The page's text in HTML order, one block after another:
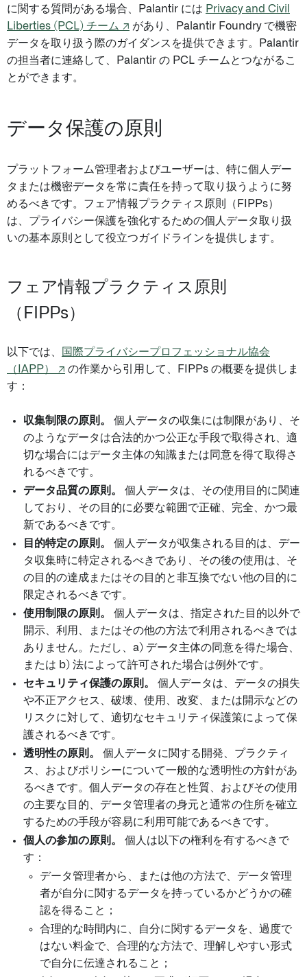
に関する質問がある場合、Palantir には Privacy and Civil
Liberties (PCL) チーム ↗ があり、Palantir Foundry で機密
データを取り扱う際のガイダンスを提供できます。Palantir
の担当者に連絡して、Palantir の PCL チームとつながるこ
とができます。
データ保護の原則
プラットフォーム管理者およびユーザーは、特に個人デー
タまたは機密データを常に責任を持って取り扱うように努
めるべきです。フェア情報プラクティス原則（FIPPs）
は、プライバシー保護を強化するための個人データ取り扱
いの基本原則として役立つガイドラインを提供します。
フェア情報プラクティス原則
（FIPPs）
以下では、
国際プライバシープロフェッショナル協会
（IAPP） ↗ の作業から引用して、FIPPs の概要を提供しま
す：
収集制限の原則。
個人データの収集には制限があり、そ
のようなデータは合法的かつ公正な手段で取得され、適
切な場合にはデータ主体の知識または同意を得て取得さ
れるべきです。
データ品質の原則。
個人データは、その使用目的に関連
しており、その目的に必要な範囲で正確、完全、かつ最
新であるべきです。
目的特定の原則。
個人データが収集される目的は、デー
タ収集時に特定されるべきであり、その後の使用は、そ
の目的の達成またはその目的と非互換でない他の目的に
限定されるべきです。
使用制限の原則。
個人データは、指定された目的以外で
開示、利用、またはその他の方法で利用されるべきでは
ありません。ただし、a) データ主体の同意を得た場合、
または b) 法によって許可された場合は例外です。
セキュリティ保護の原則。
個人データは、データの損失
や不正アクセス、破壊、使用、改変、または開示などの
リスクに対して、適切なセキュリティ保護策によって保
護されるべきです。
透明性の原則。
個人データに関する開発、プラクティ
ス、およびポリシーについて一般的な透明性の方針があ
るべきです。個人データの存在と性質、およびその使用
の主要な目的、データ管理者の身元と通常の住所を確立
するための手段が容易に利用可能であるべきです。
個人の参加の原則。
個人は以下の権利を有するべきで
す：
データ管理者から、または他の方法で、データ管理
者が自分に関するデータを持っているかどうかの確
認を得ること；
合理的な時間内に、自分に関するデータを、過度で
はない料金で、合理的な方法で、理解しやすい形式
で自分に伝達されること；